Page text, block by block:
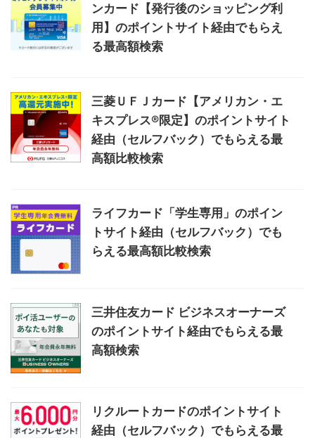
ンカード【発行後のショッピング利
用】のポイントサイト経由でもらえ
る最高額検索
三菱ＵＦＪカード【アメリカン・エ
キスプレス®限定】のポイントサイト
経由（セルフバック）でもらえる最
高額比較検索
ライフカード「学生専用」のポイン
トサイト経由（セルフバック）でも
らえる最高額比較検索
三井住友カード ビジネスオーナーズ
のポイントサイト経由でもらえる最
高額検索
リクルートカードのポイントサイト
経由（セルフバック）でもらえる最